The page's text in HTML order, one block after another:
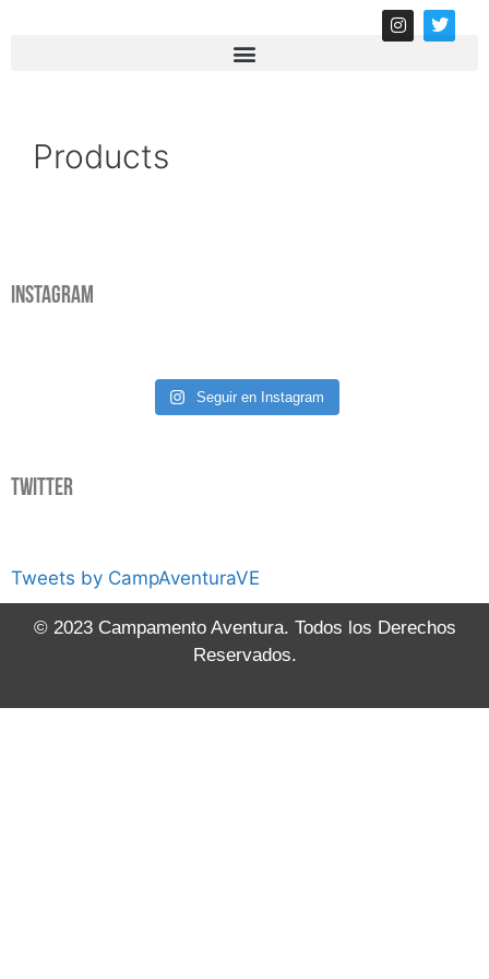
Products
Instagram
Seguir en Instagram
Twitter
Tweets by CampAventuraVE
© 2023 Campamento Aventura. Todos los Derechos
Reservados.